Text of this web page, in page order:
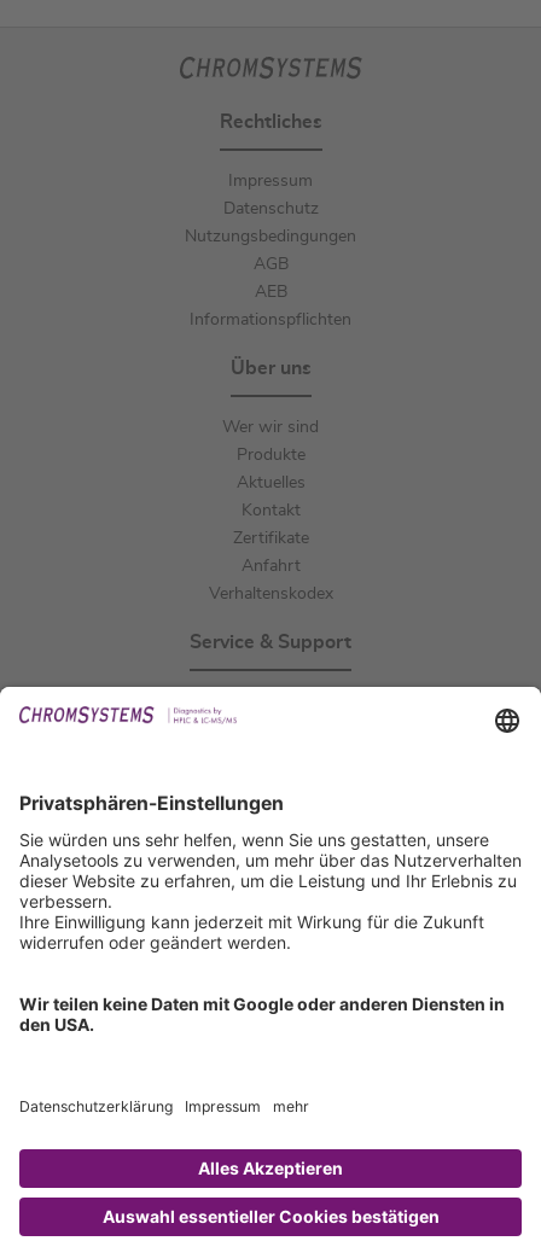
Rechtliches
Impressum
Datenschutz
Nutzungsbedingungen
AGB
AEB
Informationspflichten
Über uns
Wer wir sind
Produkte
Aktuelles
Kontakt
Zertifikate
Anfahrt
Verhaltenskodex
Service & Support
IFU anfordern
Zertifizierungen
ISO 9001 Zertifikat